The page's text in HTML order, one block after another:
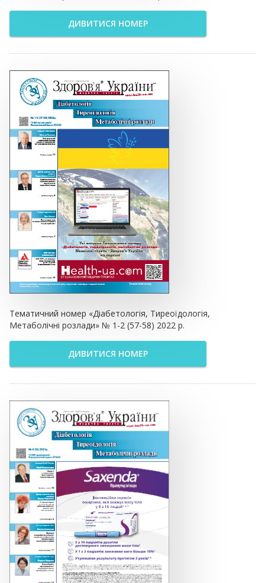
ДИВИТИСЯ НОМЕР
Тематичний номер «Діабетологія, Тиреоїдологія,
Метаболічні розлади» № 1-2 (57-58) 2022 р.
ДИВИТИСЯ НОМЕР